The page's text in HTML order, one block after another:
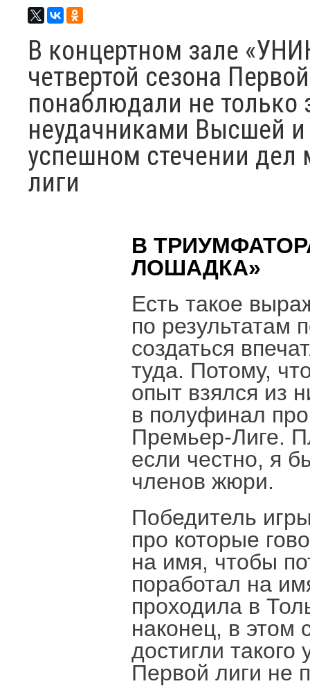
В концертном зале
четвертой сезона
понаблюдали не
неудачниками Высшей
успешном стечении дел
лиги
В
ЛОШАДКА»
Есть такое
по результатам
создаться
туда. Потому,
опыт взялся из
в полуфинал
Премьер-Лиге.
если честно, я
членов жюри.
Победитель
про которые
на имя, чтобы
поработал на
проходила в
наконец, в этом
достигли
Первой лиги не